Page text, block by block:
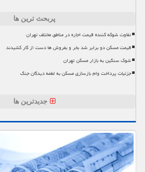
پربحث ترین ها
تفاوت شوکه کننده قیمت اجاره در مناطق مختلف تهران
قیمت مسکن دو برابر شد بخر و بفروش ها دست از کار کشیدند
شوک سنگین به بازار مسکن تهران
جزئیات پرداخت وام بازسازی مسکن به لطمه دیدگان جنگ
جدیدترین ها